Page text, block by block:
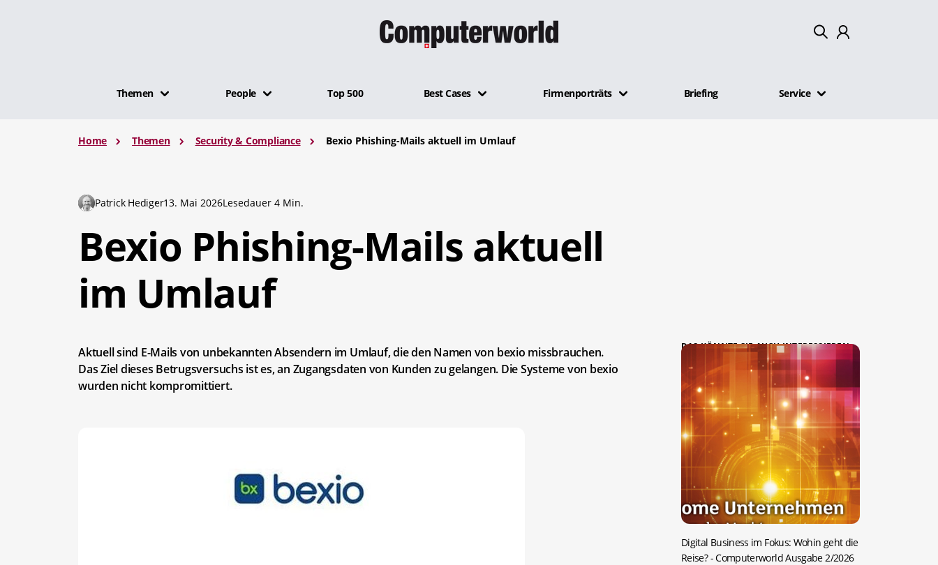
Themen People Top 500 Best Cases Firmenporträts Briefing Service
Home Themen Security & Compliance Bexio Phishing-Mails aktuell im Umlauf
Patrick Hediger13. Mai 2026Lesedauer 4 Min.
Bexio Phishing-Mails aktuell
im Umlauf
Aktuell sind E-Mails von unbekannten Absendern im Umlauf, die den Namen von bexio missbrauchen.
Das Ziel dieses Betrugsversuchs ist es, an Zugangsdaten von Kunden zu gelangen. Die Systeme von bexio
wurden nicht kompromittiert.
DAS KÖNNTE SIE AUCH INTERESSIEREN:
Digital Business im Fokus: Wohin geht die
Reise?- Computerworld Ausgabe 2/2026